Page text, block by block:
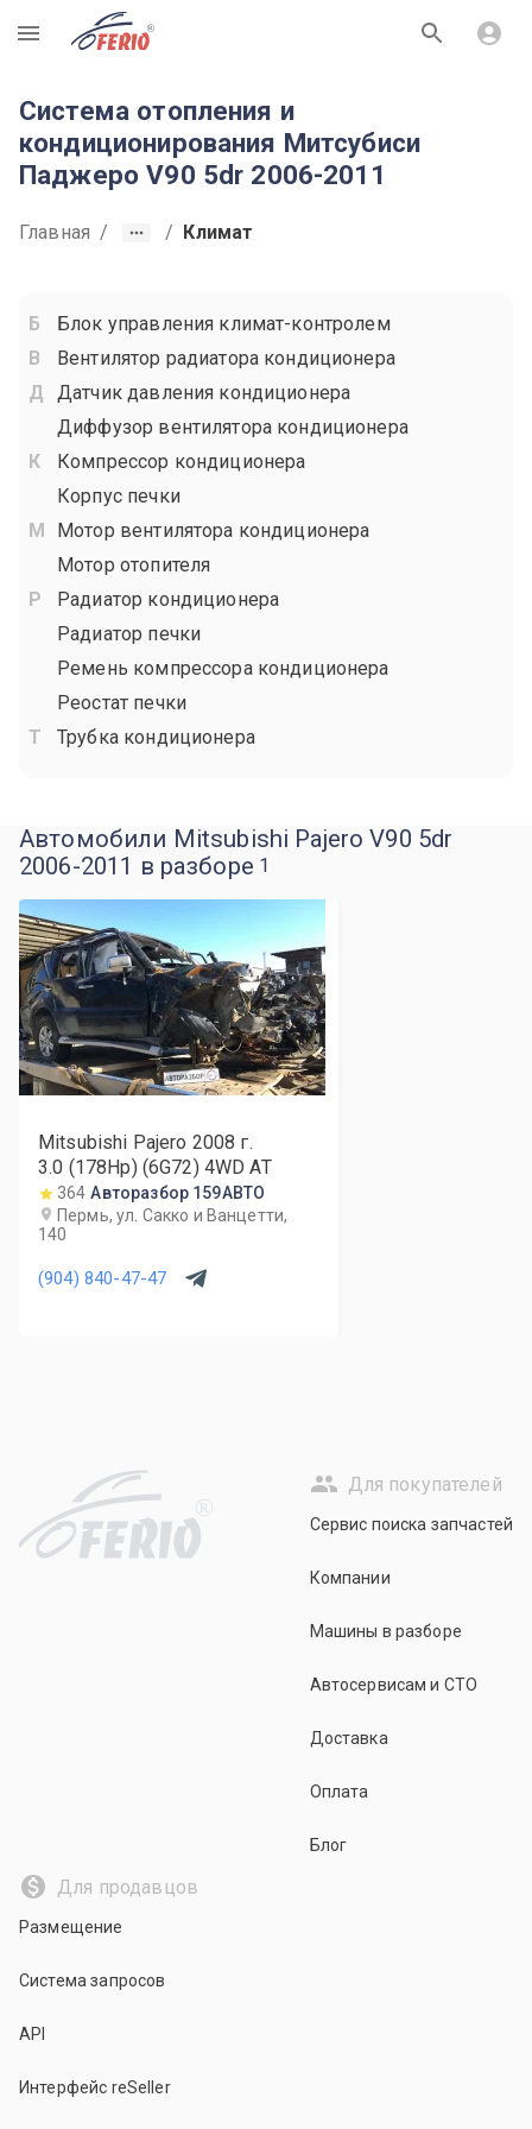
R
Система отопления и
кондиционирования Митсубиси
Паджеро V90 5dr 2006-2011
Главная / / Климат
Блок управления климат-контролем
Вентилятор радиатора кондиционера
Датчик давления кондиционера
Диффузор вентилятора кондиционера
Компрессор кондиционера
Корпус печки
Мотор вентилятора кондиционера
Мотор отопителя
Радиатор кондиционера
Радиатор печки
Ремень компрессора кондиционера
Реостат печки
Трубка кондиционера
Автомобили Mitsubishi Pajero V90 5dr
2006-2011 в разборе 1
Mitsubishi Pajero 2008 г.
3.0 (178Hp) (6G72) 4WD AT
364 Авторазбор 159АВТО
Пермь, ул. Сакко и Ванцетти,
140
(904) 840-47-47
R
Для покупателей
Сервис поиска запчастей
Компании
Машины в разборе
Автосервисам и СТО
Доставка
Оплата
Блог
Для продавцов
Размещение
Система запросов
API
Интерфейс reSeller